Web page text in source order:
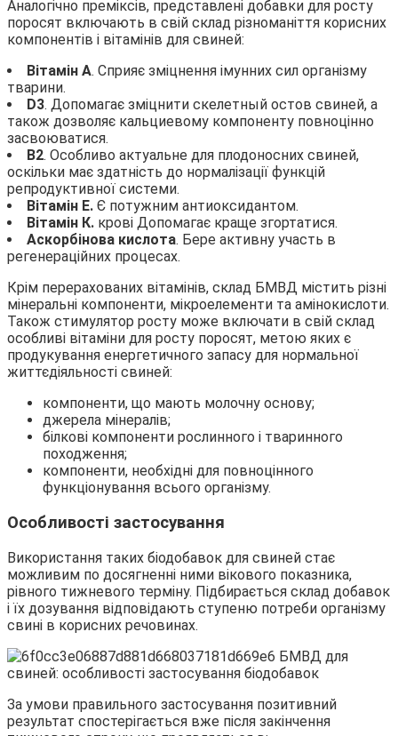
Аналогічно преміксів, представлені добавки для росту
поросят включають в свій склад різноманіття корисних
компонентів і вітамінів для свиней:
Вітамін А. Сприяє зміцнення імунних сил організму
тварини.
D3. Допомагає зміцнити скелетный остов свиней, а
також дозволяє кальциевому компоненту повноцінно
засвоюватися.
В2. Особливо актуальне для плодоносних свиней,
оскільки має здатність до нормалізації функцій
репродуктивної системи.
Вітамін Е. Є потужним антиоксидантом.
Вітамін К. крові Допомагає краще згортатися.
Аскорбінова кислота. Бере активну участь в
регенераційних процесах.
Крім перерахованих вітамінів, склад БМВД містить різні
мінеральні компоненти, мікроелементи та амінокислоти.
Також стимулятор росту може включати в свій склад
особливі вітаміни для росту поросят, метою яких є
продукування енергетичного запасу для нормальної
життєдіяльності свиней:
компоненти, що мають молочну основу;
джерела мінералів;
білкові компоненти рослинного і тваринного
походження;
компоненти, необхідні для повноцінного
функціонування всього організму.
Особливості застосування
Використання таких біодобавок для свиней стає
можливим по досягненні ними вікового показника,
рівного тижневого терміну. Підбирається склад добавок
і їх дозування відповідають ступеню потреби організму
свині в корисних речовинах.
За умови правильного застосування позитивний
результат спостерігається вже після закінчення